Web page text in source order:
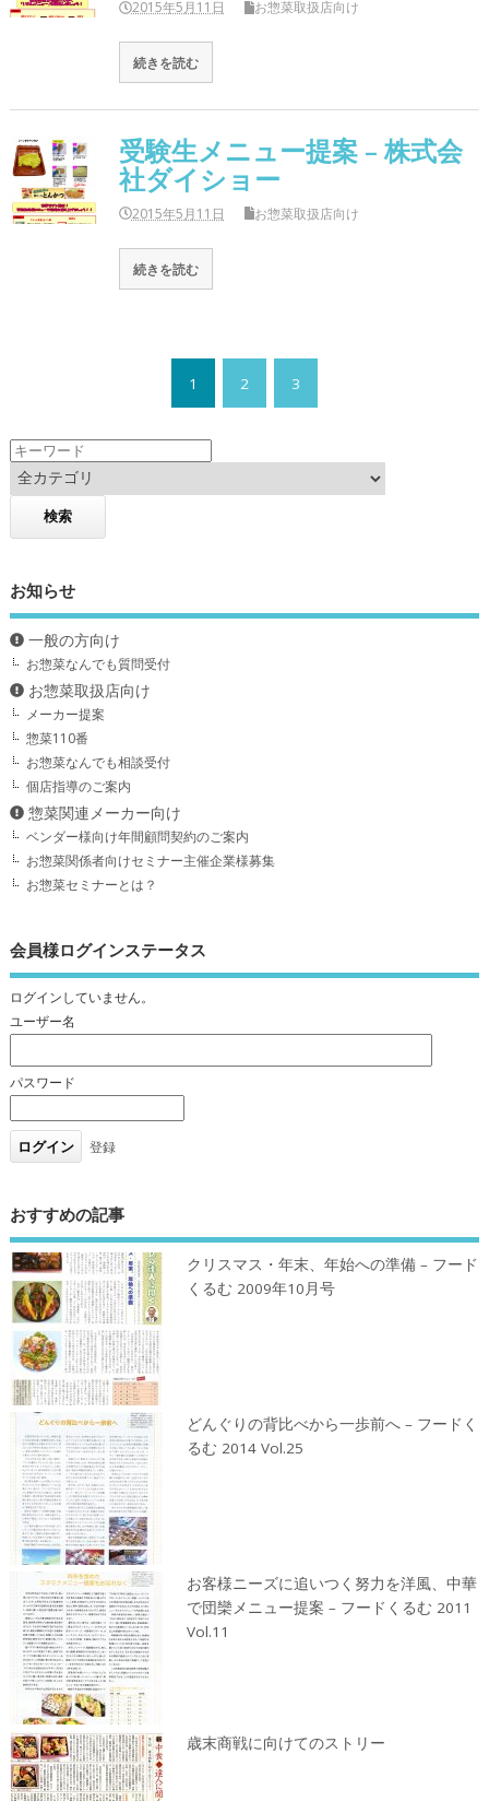
2015年5月11日 お惣菜取扱店向け
続きを読む
受験生メニュー提案 – 株式会
社ダイショー
2015年5月11日 お惣菜取扱店向け
続きを読む
1 2 3
お知らせ
一般の方向け
お惣菜なんでも質問受付
お惣菜取扱店向け
メーカー提案
惣菜110番
お惣菜なんでも相談受付
個店指導のご案内
惣菜関連メーカー向け
ベンダー様向け年間顧問契約のご案内
お惣菜関係者向けセミナー主催企業様募集
お惣菜セミナーとは？
会員様ログインステータス
ログインしていません。
ユーザー名
パスワード
登録
おすすめの記事
クリスマス・年末、年始への準備 – フード
くるむ 2009年10月号
どんぐりの背比べから一歩前へ – フードく
るむ 2014 Vol.25
お客様ニーズに追いつく努力を洋風、中華
で団欒メニュー提案 – フードくるむ 2011
Vol.11
歳末商戦に向けてのストリー